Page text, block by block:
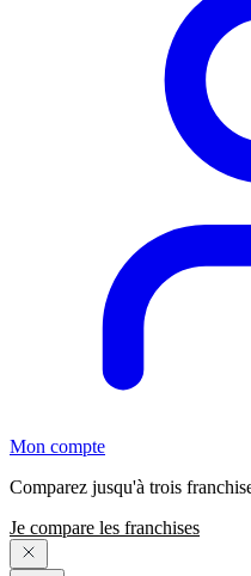
Mon compte
Comparez jusqu'à trois
Je compare les franchises